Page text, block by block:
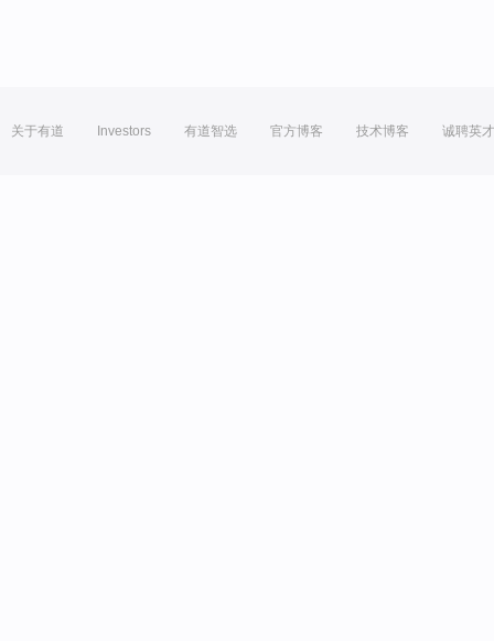
关于有道 Investors 有道智选 官方博客 技术博客 诚聘英才